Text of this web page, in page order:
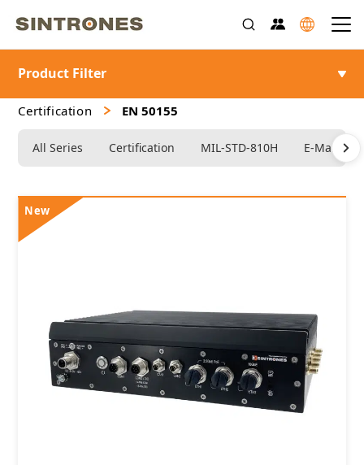
Certification > EN 50155
All Series Certification MIL-STD-810H E-Mark
Product Filter
New